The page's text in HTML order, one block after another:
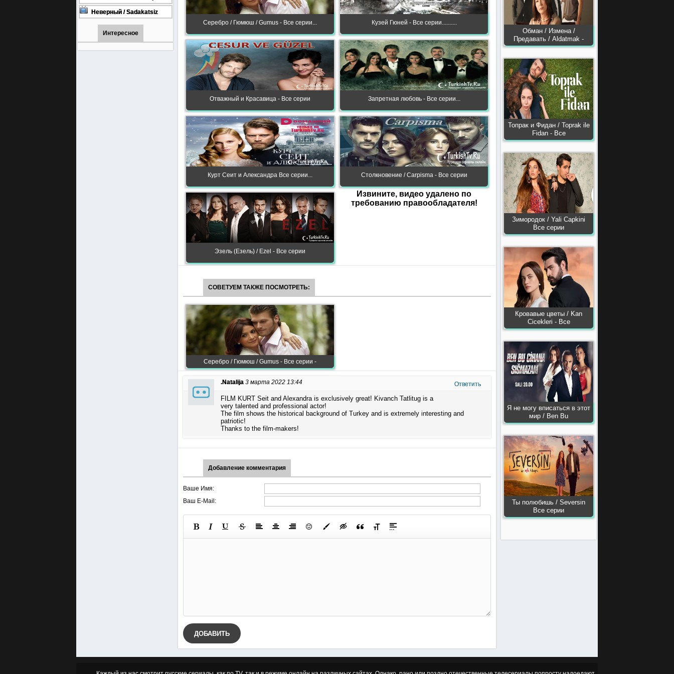
турецкий сериал смотреть
онлайн на русском языке
Неверный / Sadakatsiz
Все серии турецкий сериал
смотреть онлайн на
русском языке
Интересное
Обман / Измена /
Предавать / Aldatmak -
Топрак и Фидан / Toprak ile
Fidan - Все
Зимородок / Yali Capkini
Все серии
Кровавые цветы / Kan
Сiсekleri - Все
Я не могу вписаться в этот
мир / Ben Bu
Ты полюбишь / Seversin
Все серии
Серебро / Гюмюш / Gumus - Все серии... Кузей Гюней - Все серии..........
Отважный и Красавица - Все серии Запретная любовь - Все серии...
Курт Сеит и Александра Все серии... Столкновение / Carpisma - Все серии
Эзель (Езель) / Ezel - Все серии
Извините, видео удалено по
требованию правообладателя!
СОВЕТУЕМ ТАКЖЕ ПОСМОТРЕТЬ:
Серебро / Гюмюш / Gumus - Все серии -
.Natalija 3 марта 2022 13:44 Ответить
FILM KURT Seit and Alexandra is exclusively great! Kivanch Tatlitug is a
very talented and professional actor!
The film shows the historical background of Turkey and is extremely interesting and
patriotic!
Thanks to the film-makers!
Добавление комментария
Ваше Имя:
Ваш E-Mail:
ДОБАВИТЬ